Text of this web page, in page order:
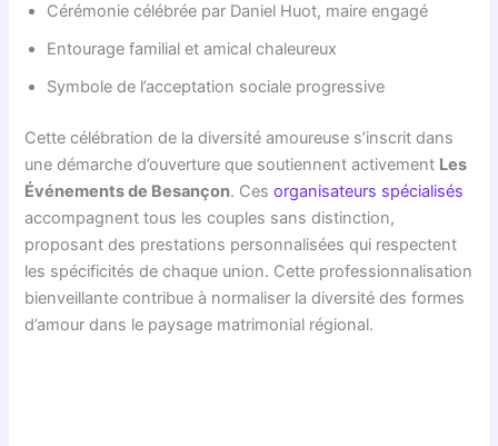
Cérémonie célébrée par Daniel Huot, maire engagé
Entourage familial et amical chaleureux
Symbole de l’acceptation sociale progressive
Cette célébration de la diversité amoureuse s’inscrit dans
une démarche d’ouverture que soutiennent activement Les
Événements de Besançon. Cesorganisateurs spécialisés
accompagnent tous les couples sans distinction,
proposant des prestations personnalisées qui respectent
les spécificités de chaque union. Cette professionnalisation
bienveillante contribue à normaliser la diversité des formes
d’amour dans le paysage matrimonial régional.